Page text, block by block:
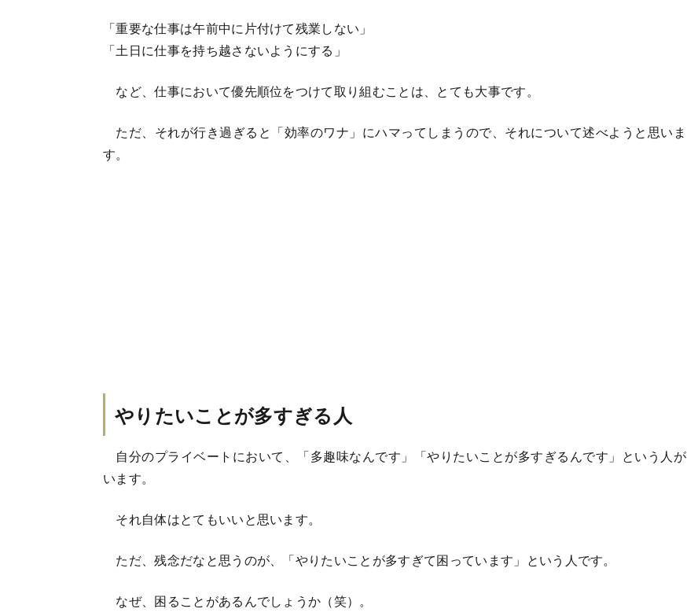
「重要な仕事は午前中に片付けて残業しない」
「土日に仕事を持ち越さないようにする」
など、仕事において優先順位をつけて取り組むことは、とても大事です。
ただ、それが行き過ぎると「効率のワナ」にハマってしまうので、それについて述べようと思いま
す。
やりたいことが多すぎる人
自分のプライベートにおいて、「多趣味なんです」「やりたいことが多すぎるんです」という人が
います。
それ自体はとてもいいと思います。
ただ、残念だなと思うのが、「やりたいことが多すぎて困っています」という人です。
なぜ、困ることがあるんでしょうか（笑）。